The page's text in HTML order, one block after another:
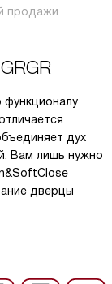
продажи
функционалу
дух
Вам лишь нужно
дверцы